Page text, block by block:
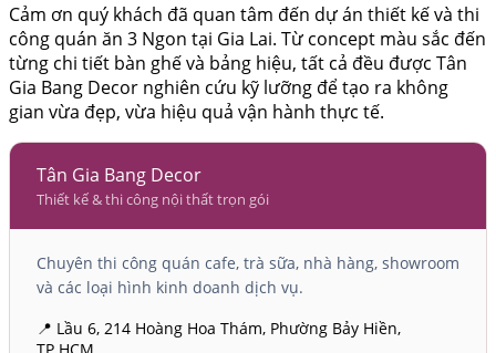
Cảm ơn quý khách đã quan tâm đến dự án thiết kế và thi
công quán ăn 3 Ngon tại Gia Lai. Từ concept màu sắc đến
từng chi tiết bàn ghế và bảng hiệu, tất cả đều được Tân
Gia Bang Decor nghiên cứu kỹ lưỡng để tạo ra không
gian vừa đẹp, vừa hiệu quả vận hành thực tế.
Tân Gia Bang Decor
Thiết kế & thi công nội thất trọn gói
Chuyên thi công quán cafe, trà sữa, nhà hàng, showroom
và các loại hình kinh doanh dịch vụ.
📍 Lầu 6, 214 Hoàng Hoa Thám, Phường Bảy Hiền,